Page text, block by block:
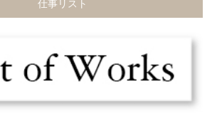
仕事リスト